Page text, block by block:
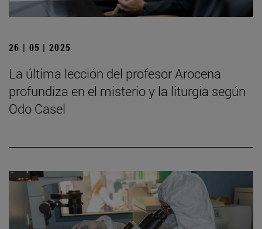
26 | 05 | 2025
La última lección del profesor Arocena
profundiza en el misterio y la liturgia según
Odo Casel